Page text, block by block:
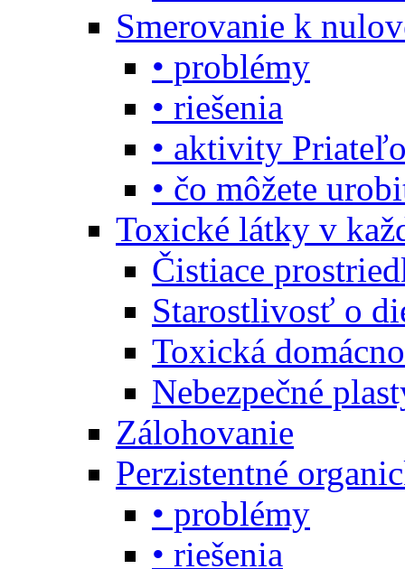
Smerovanie k
• problémy
• riešenia
• aktivity
• čo môžete
Toxické látky v
Čistiace
Starostlivosť o
Toxická
Nebezpečné
Zálohovanie
Perzistentné
• problémy
• riešenia